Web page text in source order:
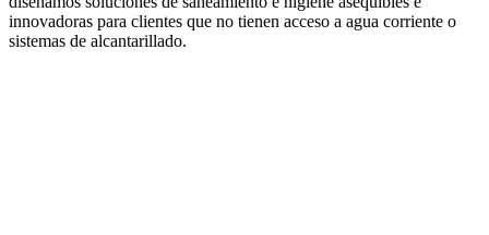
innovadoras para clientes que no tienen acceso a agua corriente o
sistemas de alcantarillado.